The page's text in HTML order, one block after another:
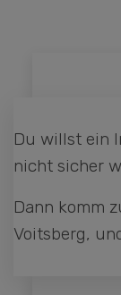
Du willst ein
nicht sicher
Dann komm
Voitsberg,